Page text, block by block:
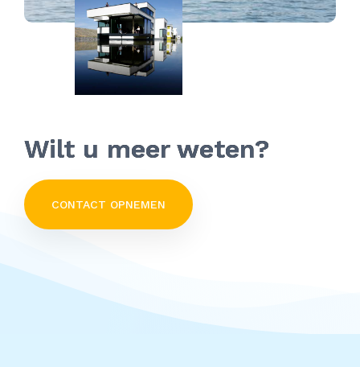
Wilt u meer weten?
CONTACT OPNEMEN